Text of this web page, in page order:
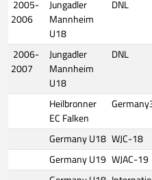
2005-
2006
Jungadler
Mannheim
U18
DNL
2006-
2007
Jungadler
Mannheim
U18
DNL
Heilbronner
EC Falken
Germany U18 WJC-18
Germany U19 WJAC-19